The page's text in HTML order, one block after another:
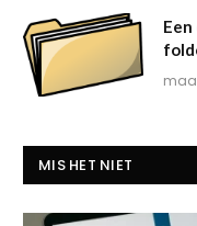
MIS HET NIET